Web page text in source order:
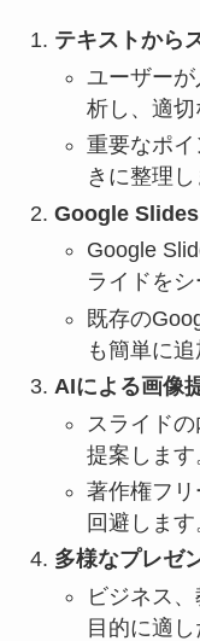
テキストから
ユーザー
析し、適切
重要なポ
きに整理し
Google
Google
ライドをシ
既存の
も簡単に追
AIによる画像
スライド
提案します
著作権フ
回避します
多様なプレゼ
ビジネス
目的に適し